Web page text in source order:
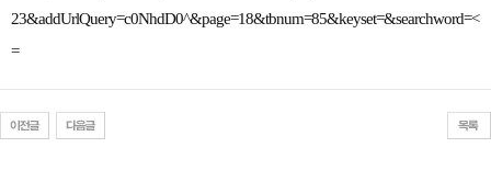
23&addUrlQuery=c0NhdD0^&page=18&tbnum=85&keyset=&searchword=<
=